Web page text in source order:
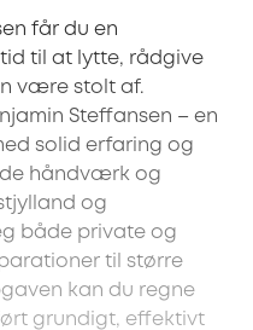
får du en
til at lytte, rådgive
være stolt af.
Steffansen – en
solid erfaring og
håndværk og
og
både private og
til større
kan du regne
grundigt, effektivt